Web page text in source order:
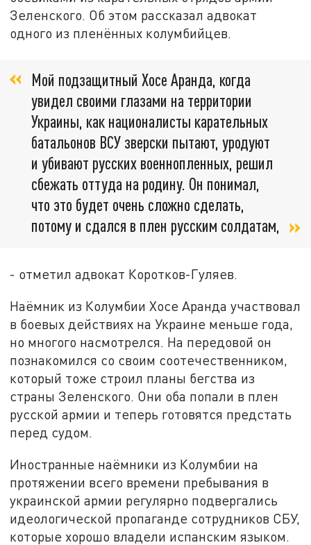
Зеленского. Об этом рассказал адвокат
одного из пленённых колумбийцев.
Мой подзащитный Хосе Аранда, когда
увидел своими глазами на территории
Украины, как националисты карательных
батальонов ВСУ зверски пытают, уродуют
и убивают русских военнопленных, решил
сбежать оттуда на родину. Он понимал,
что это будет очень сложно сделать,
потому и сдался в плен русским солдатам,
- отметил адвокат Коротков-Гуляев.
Наёмник из Колумбии Хосе Аранда участвовал
в боевых действиях на Украине меньше года,
но многого насмотрелся. На передовой он
познакомился со своим соотечественником,
который тоже строил планы бегства из
страны Зеленского. Они оба попали в плен
русской армии и теперь готовятся предстать
перед судом.
Иностранные наёмники из Колумбии на
протяжении всего времени пребывания в
украинской армии регулярно подвергались
идеологической пропаганде сотрудников СБУ,
которые хорошо владели испанским языком.